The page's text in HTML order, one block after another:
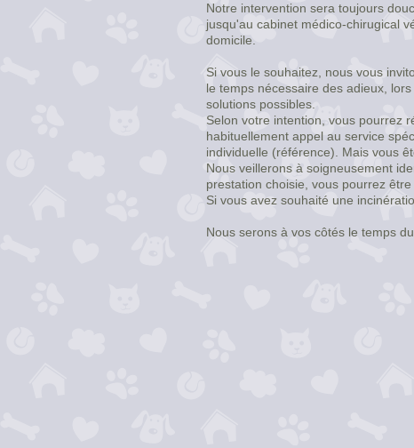
Notre intervention sera toujours
jusqu'au cabinet médico-chirugical
domicile.
Si vous le souhaitez, nous vous
le temps nécessaire des adieux,
solutions possibles.
Selon votre intention, vous pourrez
habituellement appel au service
individuelle (référence). Mais vous
Nous veillerons à soigneusement
prestation choisie, vous pourrez
Si vous avez souhaité une
Nous serons à vos côtés le temps